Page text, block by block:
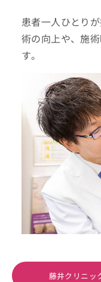
患者一人ひとり
術の向上や、施
す。
藤井クリニッ